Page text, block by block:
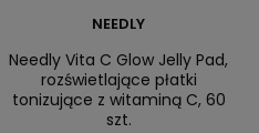
NEEDLY
Needly Vita C Glow Jelly Pad,
rozświetlające płatki
tonizujące z witaminą C, 60
szt.